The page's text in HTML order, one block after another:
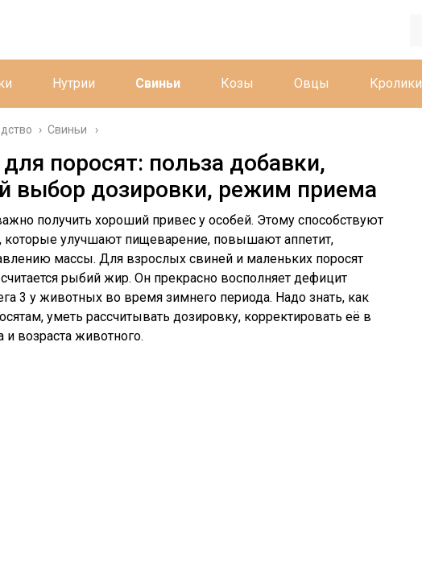
Нутрии Свиньи Козы Овцы Кролики
› Свиньи
поросят: польза добавки,
выбор дозировки, режим приема
получить хороший привес у особей. Этому способствуют
которые улучшают пищеварение, повышают аппетит,
массы. Для взрослых свиней и маленьких поросят
рыбий жир. Он прекрасно восполняет дефицит
3 у животных во время зимнего периода. Надо знать, как
уметь рассчитывать дозировку, корректировать её в
и возраста животного.